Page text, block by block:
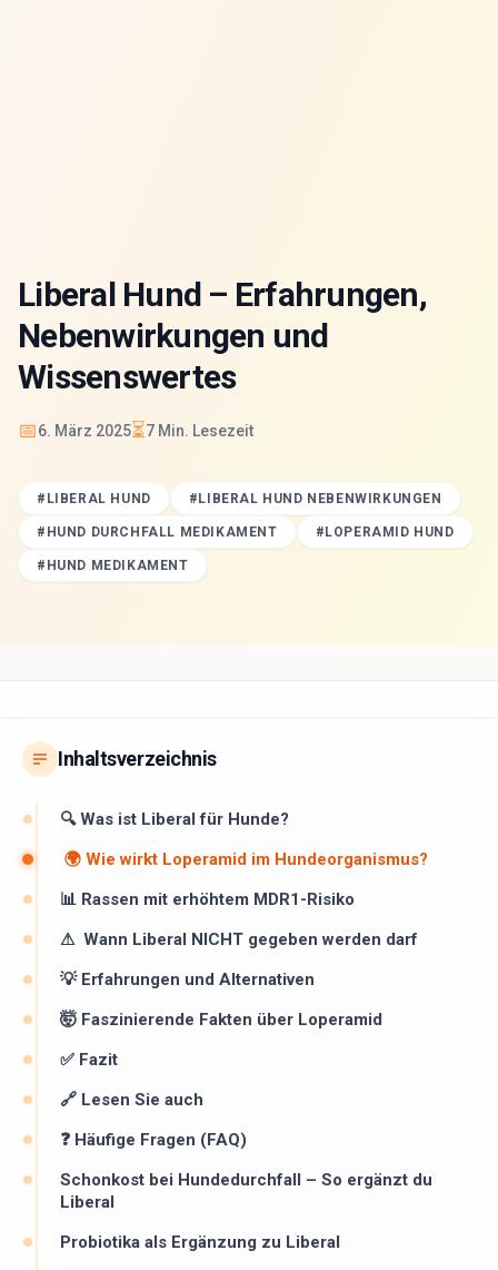
Liberal Hund – Erfahrungen,
Nebenwirkungen und
Wissenswertes
📅6. März 2025⏳7 Min. Lesezeit
# LIBERAL HUND # LIBERAL HUND NEBENWIRKUNGEN
# HUND DURCHFALL MEDIKAMENT # LOPERAMID HUND
# HUND MEDIKAMENT
Inhaltsverzeichnis
🔍 Was ist Liberal für Hunde?
🌍 Wie wirkt Loperamid im Hundeorganismus?
📊 Rassen mit erhöhtem MDR1-Risiko
⚠ ️ Wann Liberal NICHT gegeben werden darf
💡 Erfahrungen und Alternativen
🤯 Faszinierende Fakten über Loperamid
✅ Fazit
🔗 Lesen Sie auch
❓ Häufige Fragen (FAQ)
Schonkost bei Hundedurchfall – So ergänzt du
Liberal
Probiotika als Ergänzung zu Liberal